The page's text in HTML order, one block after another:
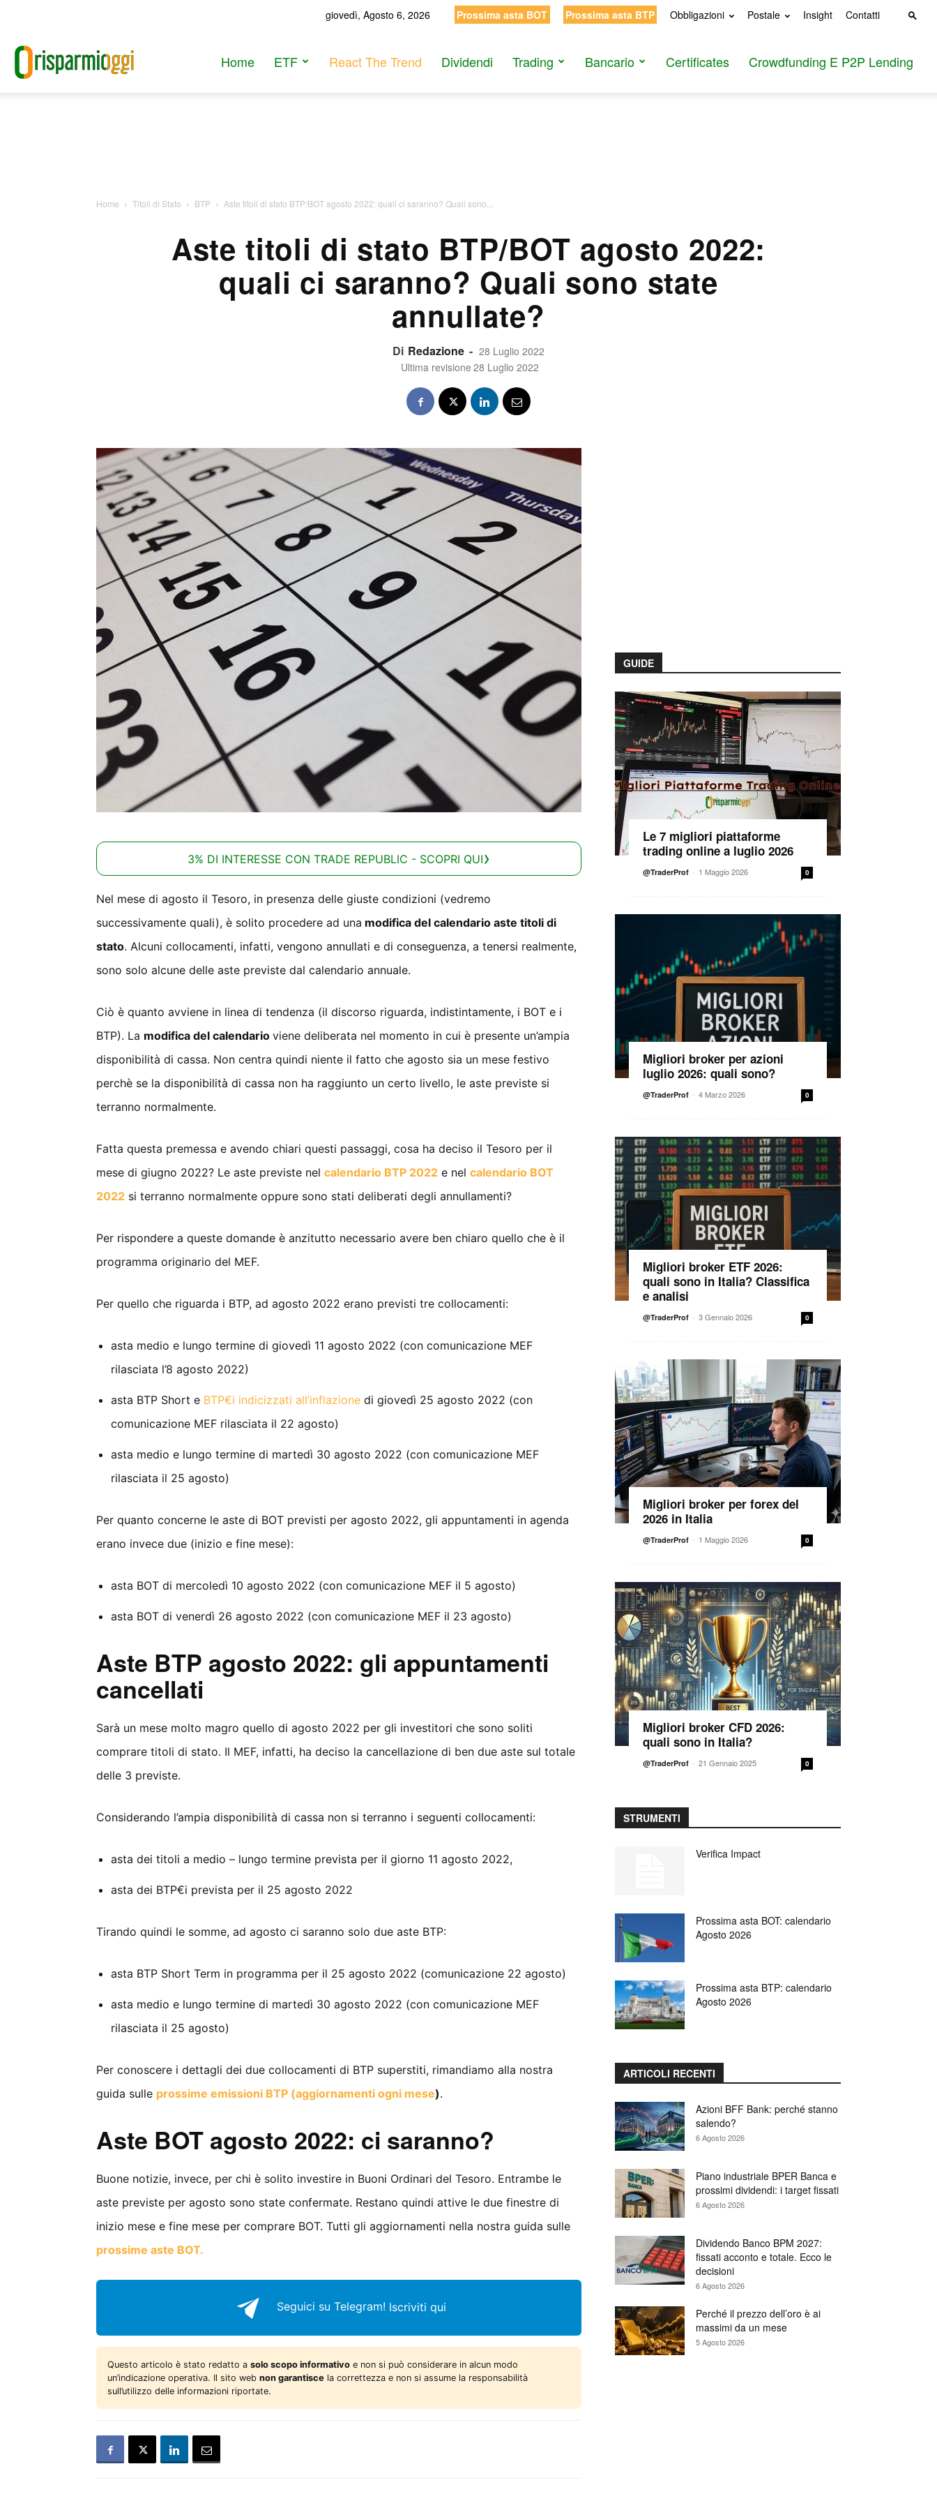
giovedì, Agosto 6, 2026 Prossima asta BOT Prossima asta BTP Obbligazioni Postale Insight Contatti
Home ETF React The Trend Dividendi Trading Bancario Certificates Crowdfunding E P2P Lending
Home Titoli di Stato BTP Aste titoli di stato BTP/BOT agosto 2022: quali ci saranno? Quali sono...
Aste titoli di stato BTP/BOT agosto 2022:
quali ci saranno? Quali sono state
annullate?
Di Redazione - 28 Luglio 2022
Ultima revisione 28 Luglio 2022
3% DI INTERESSE CON TRADE REPUBLIC - SCOPRI QUI
Nel mese di agosto il Tesoro, in presenza delle giuste condizioni (vedremo
successivamente quali), è solito procedere ad una modifica del calendario aste titoli di
stato. Alcuni collocamenti, infatti, vengono annullati e di conseguenza, a tenersi realmente,
sono solo alcune delle aste previste dal calendario annuale.
Ciò è quanto avviene in linea di tendenza (il discorso riguarda, indistintamente, i BOT e i
BTP). La modifica del calendario viene deliberata nel momento in cui è presente un’ampia
disponibilità di cassa. Non centra quindi niente il fatto che agosto sia un mese festivo
perchè se la disponibilità di cassa non ha raggiunto un certo livello, le aste previste si
terranno normalmente.
Fatta questa premessa e avendo chiari questi passaggi, cosa ha deciso il Tesoro per il
mese di giugno 2022? Le aste previste nel calendario BTP 2022 e nel calendario BOT
2022 si terranno normalmente oppure sono stati deliberati degli annullamenti?
Per rispondere a queste domande è anzitutto necessario avere ben chiaro quello che è il
programma originario del MEF.
Per quello che riguarda i BTP, ad agosto 2022 erano previsti tre collocamenti:
asta medio e lungo termine di giovedì 11 agosto 2022 (con comunicazione MEF
rilasciata l’8 agosto 2022)
asta BTP Short e BTP€i indicizzati all’inflazione di giovedì 25 agosto 2022 (con
comunicazione MEF rilasciata il 22 agosto)
asta medio e lungo termine di martedì 30 agosto 2022 (con comunicazione MEF
rilasciata il 25 agosto)
Per quanto concerne le aste di BOT previsti per agosto 2022, gli appuntamenti in agenda
erano invece due (inizio e fine mese):
asta BOT di mercoledì 10 agosto 2022 (con comunicazione MEF il 5 agosto)
asta BOT di venerdì 26 agosto 2022 (con comunicazione MEF il 23 agosto)
Aste BTP agosto 2022: gli appuntamenti
cancellati
Sarà un mese molto magro quello di agosto 2022 per gli investitori che sono soliti
comprare titoli di stato. Il MEF, infatti, ha deciso la cancellazione di ben due aste sul totale
delle 3 previste.
Considerando l’ampia disponibilità di cassa non si terranno i seguenti collocamenti:
asta dei titoli a medio – lungo termine prevista per il giorno 11 agosto 2022,
asta dei BTP€i prevista per il 25 agosto 2022
Tirando quindi le somme, ad agosto ci saranno solo due aste BTP:
asta BTP Short Term in programma per il 25 agosto 2022 (comunicazione 22 agosto)
asta medio e lungo termine di martedì 30 agosto 2022 (con comunicazione MEF
rilasciata il 25 agosto)
Per conoscere i dettagli dei due collocamenti di BTP superstiti, rimandiamo alla nostra
guida sulle prossime emissioni BTP (aggiornamenti ogni mese).
Aste BOT agosto 2022: ci saranno?
Buone notizie, invece, per chi è solito investire in Buoni Ordinari del Tesoro. Entrambe le
aste previste per agosto sono state confermate. Restano quindi attive le due finestre di
inizio mese e fine mese per comprare BOT. Tutti gli aggiornamenti nella nostra guida sulle
prossime aste BOT.
Seguici su Telegram! Iscriviti qui
Questo articolo è stato redatto a solo scopo informativo e non si può considerare in alcun modo
un’indicazione operativa. Il sito web non garantisce la correttezza e non si assume la responsabilità
sull’utilizzo delle informazioni riportate.
GUIDE
Le 7 migliori piattaforme
trading online a luglio 2026
@TraderProf - 1 Maggio 2026 0
Migliori broker per azioni
luglio 2026: quali sono?
@TraderProf - 4 Marzo 2026 0
Migliori broker ETF 2026:
quali sono in Italia? Classifica
e analisi
@TraderProf - 3 Gennaio 2026 0
Migliori broker per forex del
2026 in Italia
@TraderProf - 1 Maggio 2026 0
Migliori broker CFD 2026:
quali sono in Italia?
@TraderProf - 21 Gennaio 2025 0
STRUMENTI
Verifica Impact
Prossima asta BOT: calendario
Agosto 2026
Prossima asta BTP: calendario
Agosto 2026
ARTICOLI RECENTI
Azioni BFF Bank: perché stanno
salendo?
6 Agosto 2026
Piano industriale BPER Banca e
prossimi dividendi: i target fissati
6 Agosto 2026
Dividendo Banco BPM 2027:
fissati acconto e totale. Ecco le
decisioni
6 Agosto 2026
Perché il prezzo dell’oro è ai
massimi da un mese
5 Agosto 2026